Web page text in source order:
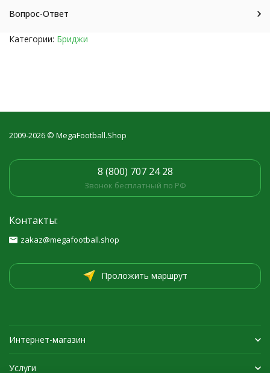
Вопрос-Ответ
Категории: Бриджи
2009-2026 © MegaFootball.Shop
8 (800) 707 24 28
Звонок бесплатный по РФ
Контакты:
zakaz@megafootball.shop
Проложить маршрут
Интернет-магазин
Услуги